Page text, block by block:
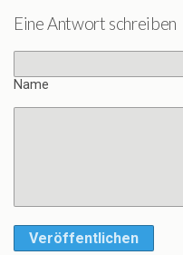
Eine Antwort schreiben
Name
Veröffentlichen